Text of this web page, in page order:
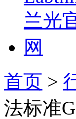
首页 >
法标准